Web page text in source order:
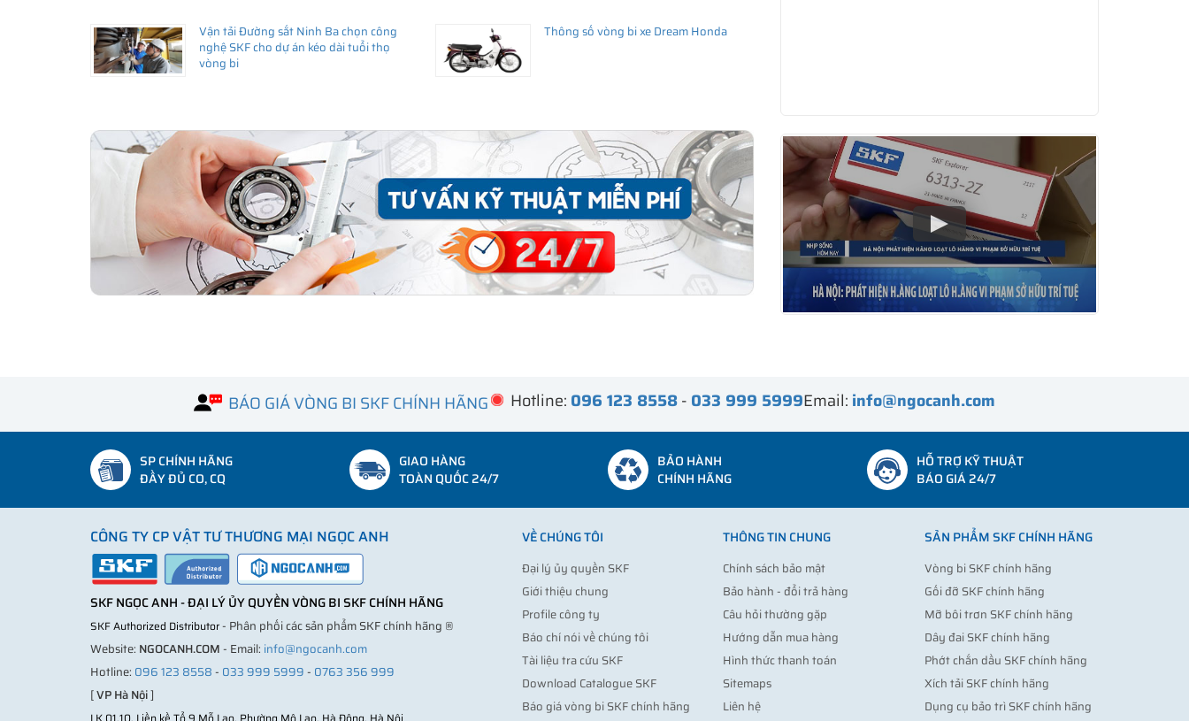
Sản phẩm chính hãng, giao hàng toàn quốc
Vận tải Đường sắt Ninh Ba chọn công
nghệ SKF cho dự án kéo dài tuổi thọ
vòng bi
Thông số vòng bi xe Dream Honda
BÁO GIÁ VÒNG BI SKF CHÍNH HÃNG Hotline: 096 123 8558- 033 999 5999Email: info@ngocanh.com
SP CHÍNH HÃNG
ĐẦY ĐỦ CO, CQ
GIAO HÀNG
TOÀN QUỐC 24/7
BẢO HÀNH
CHÍNH HÃNG
HỖ TRỢ KỸ THUẬT
BÁO GIÁ 24/7
CÔNG TY CP VẬT TƯ THƯƠNG MẠI NGỌC ANH
SKF NGỌC ANH - ĐẠI LÝ ỦY QUYỀN VÒNG BI SKF CHÍNH HÃNG
SKF Authorized Distributor- Phân phối các sản phẩm SKF chính hãng ®
Website: NGOCANH.COM- Email: info@ngocanh.com
Hotline: 096 123 8558- 033 999 5999- 0763 356 999
[VP Hà Nội]
VỀ CHÚNG TÔI
Đại lý ủy quyền SKF
Giới thiệu chung
Profile công ty
Báo chí nói về chúng tôi
Tài liệu tra cứu SKF
Download Catalogue SKF
Báo giá vòng bi SKF chính hãng
THÔNG TIN CHUNG
Chính sách bảo mật
Bảo hành - đổi trả hàng
Câu hỏi thường gặp
Hướng dẫn mua hàng
Hình thức thanh toán
Sitemaps
Liên hệ
SẢN PHẨM SKF CHÍNH HÃNG
Vòng bi SKF chính hãng
Gối đỡ SKF chính hãng
Mỡ bôi trơn SKF chính hãng
Dây đai SKF chính hãng
Phớt chắn dầu SKF chính hãng
Xích tải SKF chính hãng
Dụng cụ bảo trì SKF chính hãng